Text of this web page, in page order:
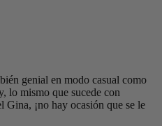
genial en modo casual como
lo mismo que sucede con
Gina, ¡no hay ocasión que se le